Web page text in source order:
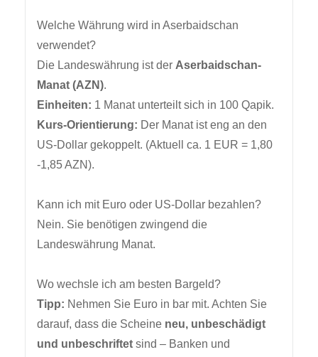
Welche Währung wird in Aserbaidschan
verwendet?
Die Landeswährung ist der Aserbaidschan-
Manat (AZN).
Einheiten: 1 Manat unterteilt sich in 100 Qapik.
Kurs-Orientierung: Der Manat ist eng an den
US-Dollar gekoppelt. (Aktuell ca. 1 EUR = 1,80
-1,85 AZN).
Kann ich mit Euro oder US-Dollar bezahlen?
Nein. Sie benötigen zwingend die
Landeswährung Manat.
Wo wechsle ich am besten Bargeld?
Tipp: Nehmen Sie Euro in bar mit. Achten Sie
darauf, dass die Scheine neu, unbeschädigt
und unbeschriftet sind – Banken und